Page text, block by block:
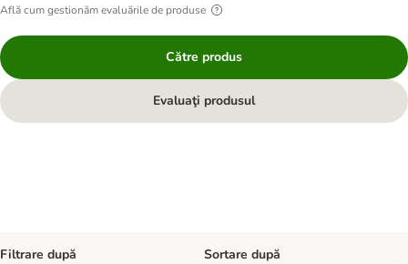
Află cum gestionăm evaluările de produse
Către produs
Evaluaţi produsul
Filtrare după Sortare după